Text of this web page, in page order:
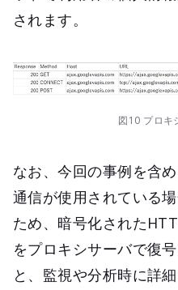
されます。
図10 プロキ
なお、今回の事例を含
通信が使用されている
ため、暗号化された
をプロキシサーバで復
と、監視や分析時に詳